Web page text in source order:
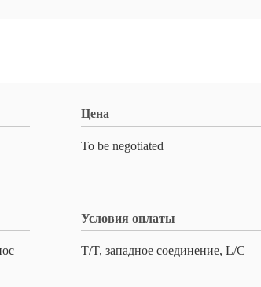
Цена
To be negotiated
Условия оплаты
T/T, западное соединение, L/C